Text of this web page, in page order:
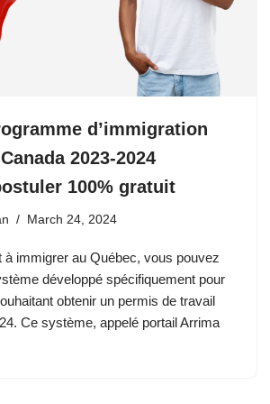
d’immigration
2023-2024
100% gratuit
March 24, 2024
à immigrer au Québec, vous pouvez
développé spécifiquement pour
obtenir un permis de travail
Ce système, appelé portail Arrima